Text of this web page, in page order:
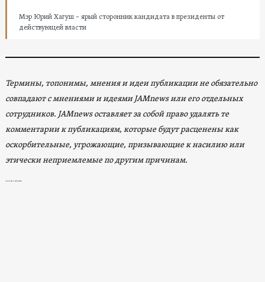
Мэр Юрий Хагуш – ярый сторонник кандидата в президенты от
действующей власти
Термины, топонимы, мнения и идеи публикации не обязательно
совпадают с мнениями и идеями JAMnews или его отдельных
сотрудников. JAMnews оставляет за собой право удалять те
комментарии к публикациям, которые будут расценены как
оскорбительные, угрожающие, призывающие к насилию или
этически неприемлемые по другим причинам.
новости в Абхазии